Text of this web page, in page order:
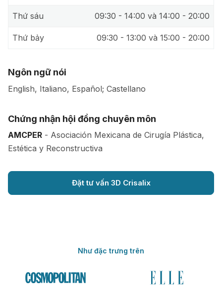
Thứ sáu 09:30 - 14:00 và 14:00 - 20:00
Thứ bảy 09:30 - 13:00 và 15:00 - 20:00
Ngôn ngữ nói
English, Italiano, Español; Castellano
Chứng nhận hội đồng chuyên môn
AMCPER - Asociación Mexicana de Cirugía Plástica,
Estética y Reconstructiva
Đặt tư vấn 3D Crisalix
Như đặc trưng trên